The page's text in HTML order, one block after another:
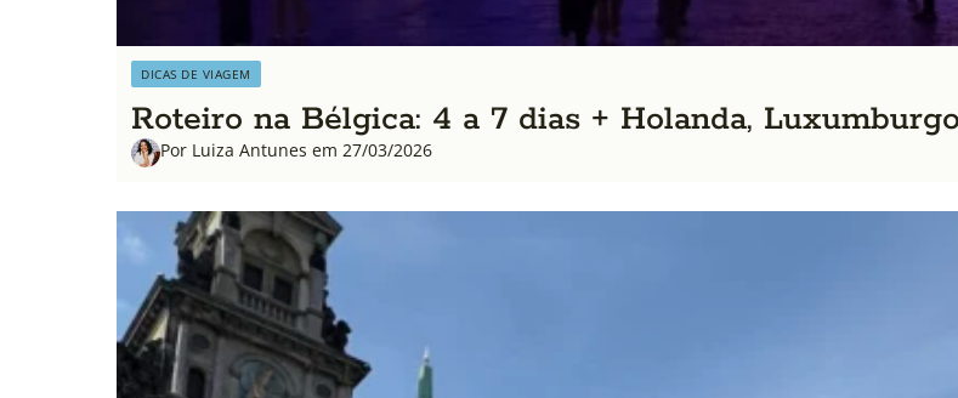
DICAS DE VIAGEM
Roteiro na Bélgica: 4 a 7 dias + Holanda,
Por Luiza Antunes em 27/03/2026